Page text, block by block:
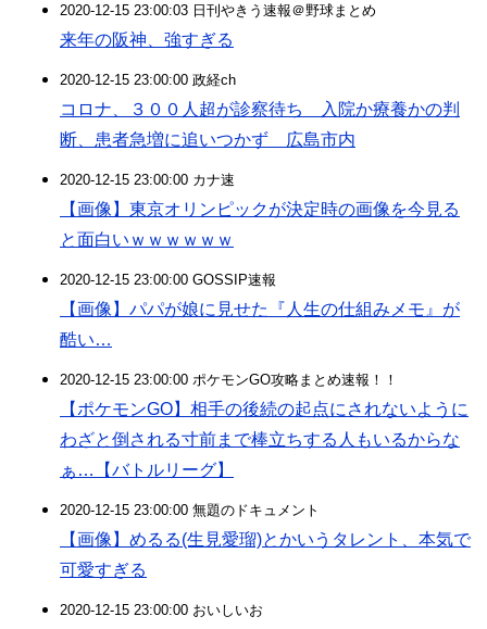
2020-12-15 23:00:03 日刊やきう速報＠野球まとめ
来年の阪神、強すぎる
2020-12-15 23:00:00 政経ch
コロナ、３００人超が診察待ち 入院か療養かの判
断、患者急増に追いつかず 広島市内
2020-12-15 23:00:00 カナ速
【画像】東京オリンピックが決定時の画像を今見る
と面白いｗｗｗｗｗｗ
2020-12-15 23:00:00 GOSSIP速報
【画像】パパが娘に見せた『人生の仕組みメモ』が
酷い…
2020-12-15 23:00:00 ポケモンGO攻略まとめ速報！！
【ポケモンGO】相手の後続の起点にされないように
わざと倒される寸前まで棒立ちする人もいるからな
ぁ…【バトルリーグ】
2020-12-15 23:00:00 無題のドキュメント
【画像】めるる(生見愛瑠)とかいうタレント、本気で
可愛すぎる
2020-12-15 23:00:00 おいしいお